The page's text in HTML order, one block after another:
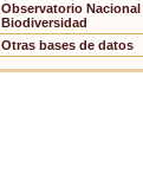
Observatorio Nacional
Biodiversidad
Otras bases de datos